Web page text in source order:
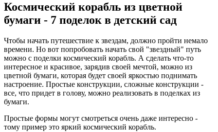
Космический корабль из цветной
бумаги - 7 поделок в детский сад
Чтобы начать путешествие к звездам, должно пройти немало
времени. Но вот попробовать начать свой "звездный" путь
можно с поделки космический корабль. А сделать что-то
интересное и красивое, зарядив своей мечтой, можно из
цветной бумаги, которая будет своей яркостью поднимать
настроение. Простые конструкции, сложные конструкции -
все, что придет в голову, можно реализовать в поделках из
бумаги.
Простые формы могут смотреться очень даже интересно -
тому пример это яркий космический корабль.